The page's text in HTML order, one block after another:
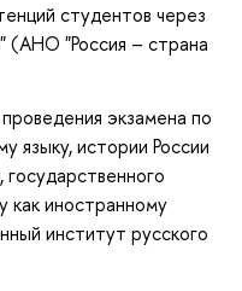
студентов через
(АНО "Россия – страна
экзамена по
языку, истории России
как иностранному
институт русского